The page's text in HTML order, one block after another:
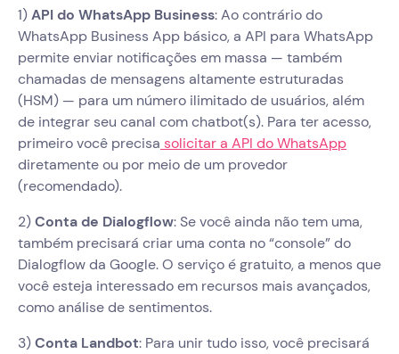
‍1)API do WhatsApp Business: Ao contrário do
WhatsApp Business App básico, a API para WhatsApp
permite enviar notificações em massa — também
chamadas de mensagens altamente estruturadas
(HSM) — para um número ilimitado de usuários, além
de integrar seu canal com chatbot(s). Para ter acesso,
primeiro você precisa solicitar a API do WhatsApp
diretamente ou por meio de um provedor
(recomendado).
‍2)Conta de Dialogflow: Se você ainda não tem uma,
também precisará criar uma conta no “console” do
Dialogflow da Google. O serviço é gratuito, a menos que
você esteja interessado em recursos mais avançados,
como análise de sentimentos.
‍3)Conta Landbot: Para unir tudo isso, você precisará